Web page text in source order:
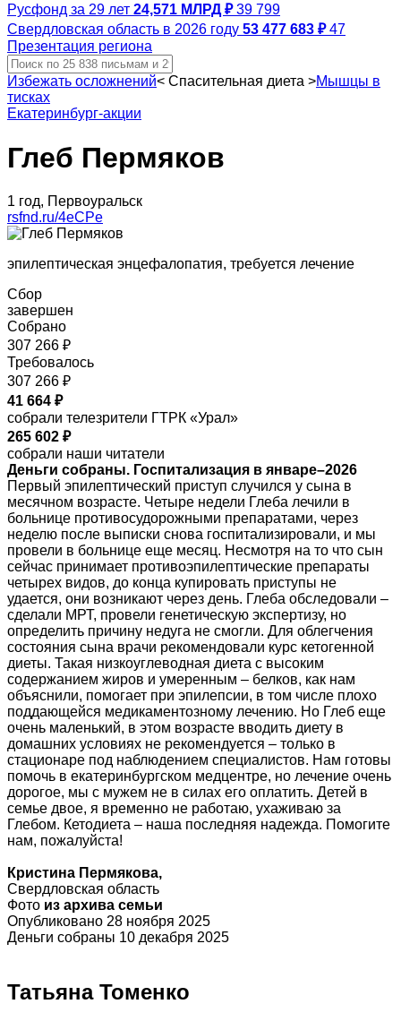
Русфонд за 29 лет 24,571 МЛРД ₽ 39 799
Свердловская область в 2026 году 53 477 683 ₽ 47
Презентация региона
Избежать осложнений< Спасительная диета >Мышцы в
тисках
Екатеринбург-акции
Глеб Пермяков
1 год, Первоуральск
rsfnd.ru/4eCPe
эпилептическая энцефалопатия, требуется лечение
Сбор
завершен
Собрано
307 266 ₽
Требовалось
307 266 ₽
41 664 ₽
собрали телезрители ГТРК «Урал»
265 602 ₽
собрали наши читатели
Деньги собраны. Госпитализация в январе–2026
Первый эпилептический приступ случился у сына в
месячном возрасте. Четыре недели Глеба лечили в
больнице противосудорожными препаратами, через
неделю после выписки снова госпитализировали, и мы
провели в больнице еще месяц. Несмотря на то что сын
сейчас принимает противоэпилептические препараты
четырех видов, до конца купировать приступы не
удается, они возникают через день. Глеба обследовали –
сделали МРТ, провели генетическую экспертизу, но
определить причину недуга не смогли. Для облегчения
состояния сына врачи рекомендовали курс кетогенной
диеты. Такая низкоуглеводная диета с высоким
содержанием жиров и умеренным – белков, как нам
объяснили, помогает при эпилепсии, в том числе плохо
поддающейся медикаментозному лечению. Но Глеб еще
очень маленький, в этом возрасте вводить диету в
домашних условиях не рекомендуется – только в
стационаре под наблюдением специалистов. Нам готовы
помочь в екатеринбургском медцентре, но лечение очень
дорогое, мы с мужем не в силах его оплатить. Детей в
семье двое, я временно не работаю, ухаживаю за
Глебом. Кетодиета – наша последняя надежда. Помогите
нам, пожалуйста!
Кристина Пермякова,
Свердловская область
Фото из архива семьи
Опубликовано 28 ноября 2025
Деньги собраны 10 декабря 2025
Татьяна Томенко